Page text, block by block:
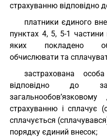
страхуванню відповідно
платники єдиного
пунктах 4, 5, 5-1 частини
яких покладено
обчислювати та
застрахована
відповідно до
страхуванню і сплачує
сплачується
порядку єдиний внесок;